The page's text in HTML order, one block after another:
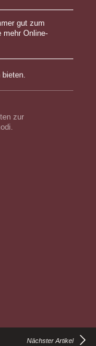
bieten.
gut zum
mehr Online-
Nächster Artikel